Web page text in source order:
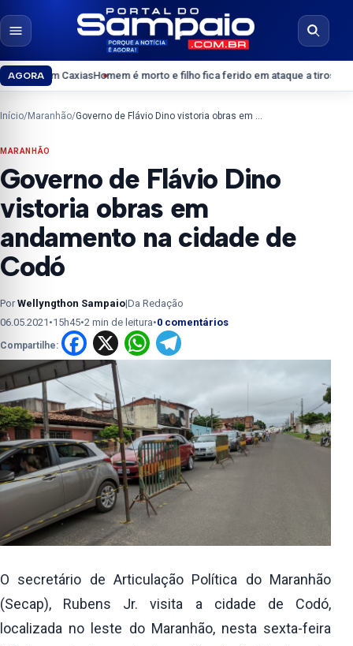
Pular para o conteúdo
Abrir menu
Abrir
AGORA
Homem é morto e filho fica ferido em ataque a tiros em Coroatá
Início/Maranhão/ Governo de Flávio Dino vistoria obras em andamento na cidade de Codó
MARANHÃO
Governo de Flávio Dino
vistoria obras em
andamento na cidade de
Codó
PorWellyngthon Sampaio|Da Redação
06.05.2021 •15h45•2 min de leitura•0 comentários
Compartilhe: Facebook
X WhatsApp
O secretário de Articulação Política do Maranhão
(Secap), Rubens Jr. visita a cidade de Codó,
localizada no leste do Maranhão, nesta sexta-feira